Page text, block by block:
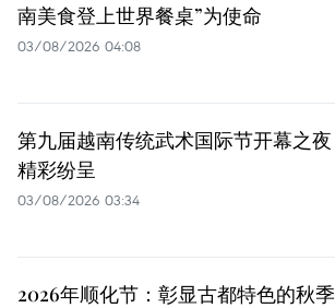
南美食登上世界餐桌”为使命
03/08/2026 04:08
第九届越南传统武术国际节开幕之夜
精彩纷呈
03/08/2026 03:34
2026年顺化节：彰显古都特色的秋季